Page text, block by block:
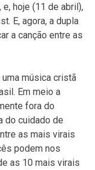
hoje (11 de abril),
E, agora, a dupla
a canção entre as
música cristã
Em meio a
fora do
do cuidado de
as mais virais
podem nos
as 10 mais virais